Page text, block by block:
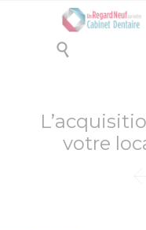

votre